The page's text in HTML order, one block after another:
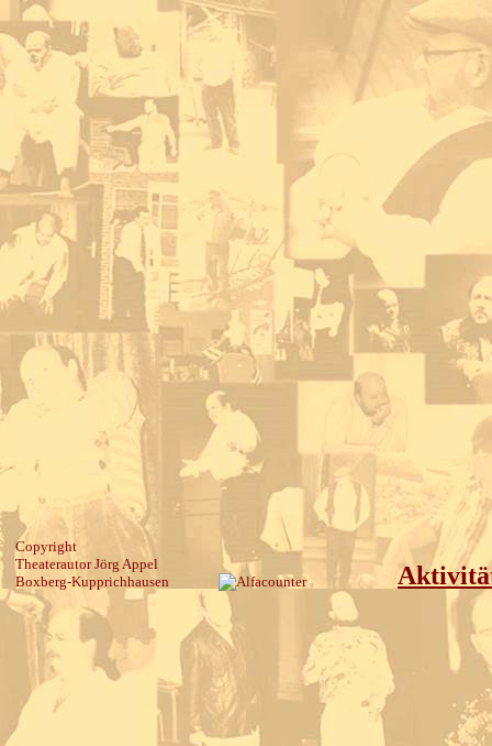
Copyright
Theaterautor Jörg Appel
Boxberg-Kupprichhausen